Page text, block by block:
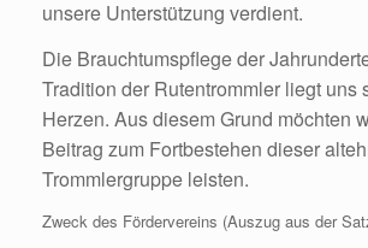
unsere Unterstützung verdient.
Die Brauchtumspflege der
Tradition der Rutentrommler liegt uns
Herzen. Aus diesem Grund möchten
Beitrag zum Fortbestehen dieser
Trommlergruppe leisten.
Zweck des Fördervereins (Auszug aus der